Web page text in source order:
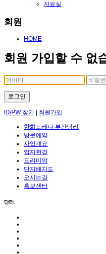
자료실
회원
HOME
회원 가입할 수 없
로그인
ID/PW 찾기 회원가입
한화포레나 부산당리
방문예약
사업개요
입지환경
프리미엄
단지배치도
오시는길
홍보센터
당리